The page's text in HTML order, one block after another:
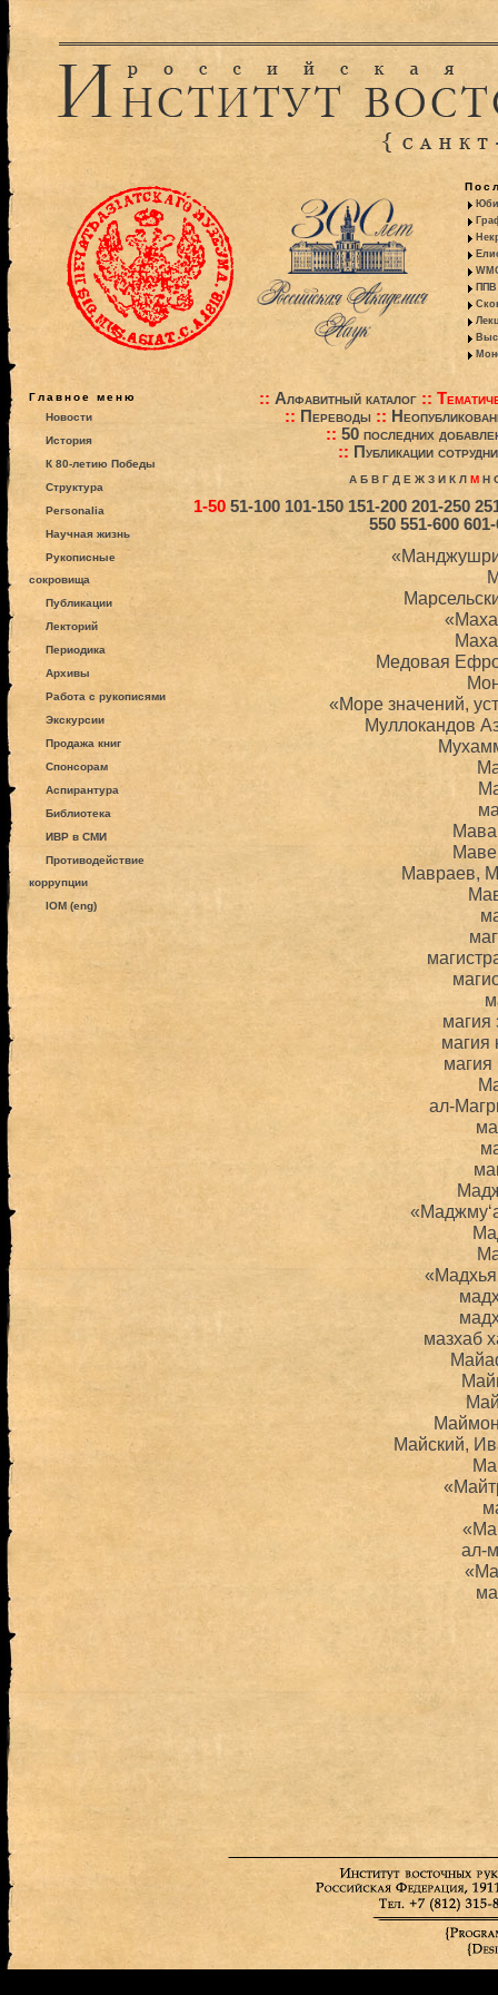
ППВ
Главное меню
Новости
История
К 80-летию Победы
Структура
Personalia
Научная жизнь
Рукописные
сокровища
Публикации
Лекторий
Периодика
Архивы
Работа с рукописями
Экскурсии
Продажа книг
Спонсорам
Аспирантура
Библиотека
ИВР в СМИ
Противодействие
коррупции
IOM (eng)
:: Алфавитный каталог ::
:: Переводы::
:: 50 последних
:: Публикации
А Б В Г Д Е Ж З И К Л М Н
1-50 51-100 101-150 151-200 201-250
550 551-600
Медовая
«Море значений,
Муллокандов
Мавраев,
магия
магия
магия
ал-
мазхаб
Майский,
ал-